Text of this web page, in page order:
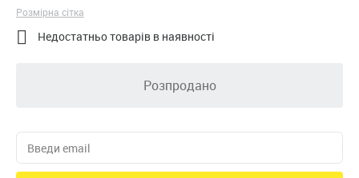
Розмірна сітка
 Недостатньо товарів в наявності
Розпродано